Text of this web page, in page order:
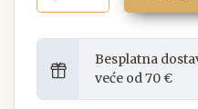
Besplatna
veće od 70 €